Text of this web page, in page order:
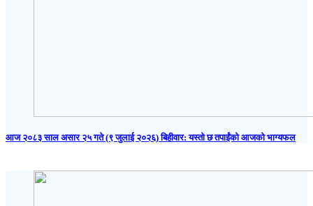
आज २०८३ साल असार २५ गते (९ जुलाई २०२६) बिहीवार: यस्तो छ तपाईंको आजको भाग्यफल